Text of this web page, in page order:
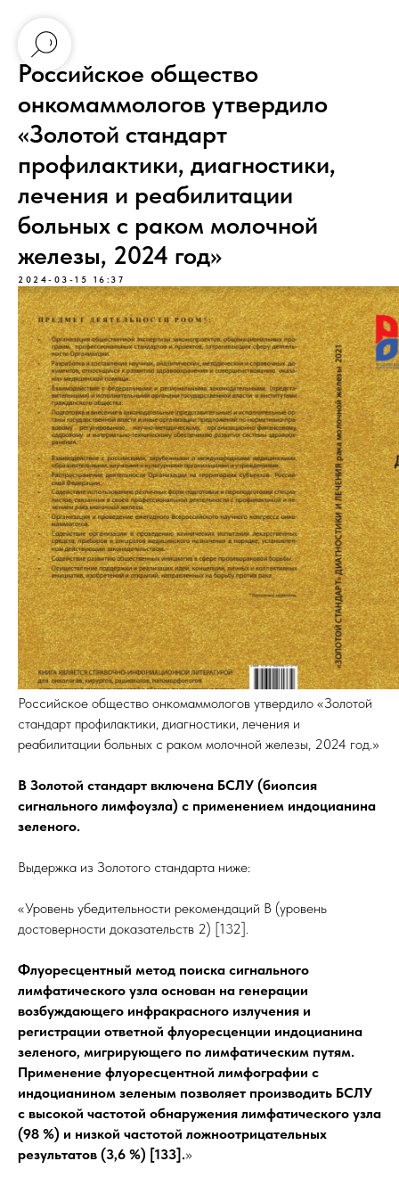
Российское общество
онкомаммологов утвердило
«Золотой стандарт
профилактики, диагностики,
лечения и реабилитации
больных с раком молочной
железы, 2024 год»
2024-03-15 16:37
Российское общество онкомаммологов утвердило «Золотой
стандарт профилактики, диагностики, лечения и
реабилитации больных с раком молочной железы, 2024 год.»
В Золотой стандарт включена БСЛУ (биопсия
сигнального лимфоузла) с применением индоцианина
зеленого.
Выдержка из Золотого стандарта ниже:
«Уровень убедительности рекомендаций В (уровень
достоверности доказательств 2) [132].
Флуоресцентный метод поиска сигнального
лимфатического узла основан на генерации
возбуждающего инфракрасного излучения и
регистрации ответной флуоресценции индоцианина
зеленого, мигрирующего по лимфатическим путям.
Применение флуоресцентной лимфографии с
индоцианином зеленым позволяет производить БСЛУ
с высокой частотой обнаружения лимфатического узла
(98 %) и низкой частотой ложноотрицательных
результатов (3,6 %) [133].»